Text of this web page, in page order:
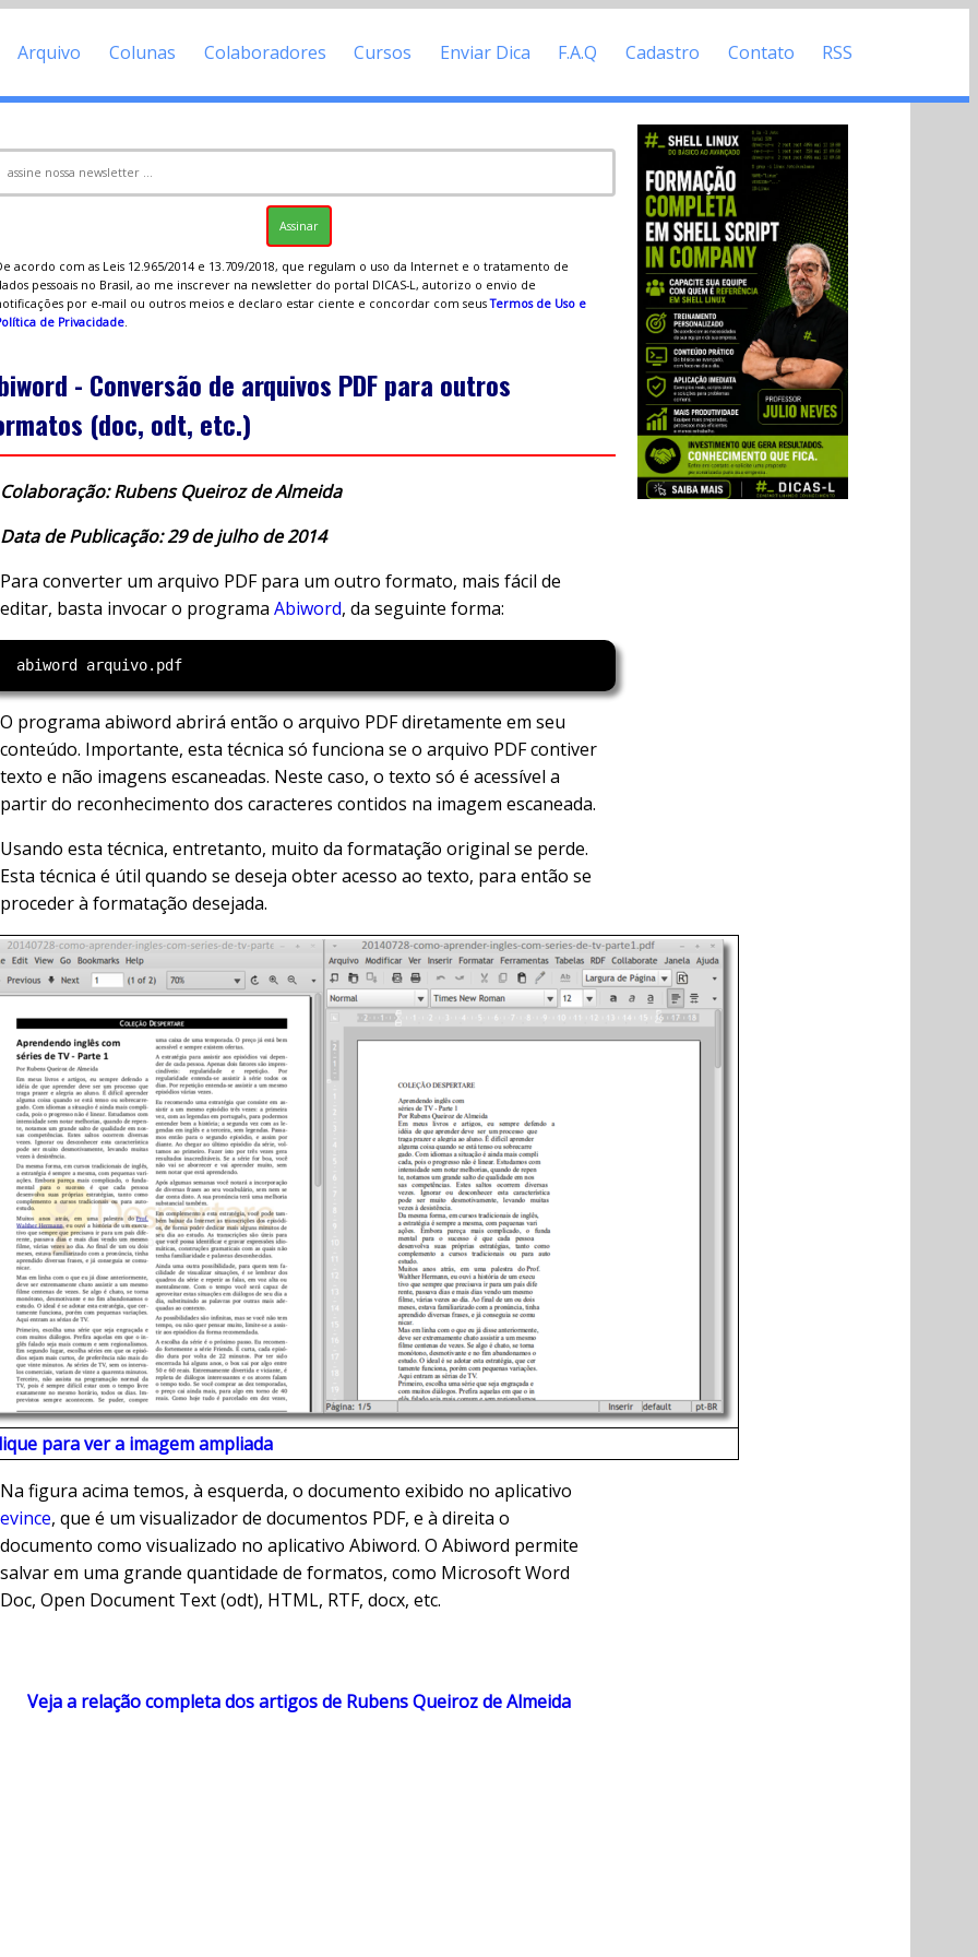
Arquivo Colunas Colaboradores Cursos Enviar Dica F.A.Q Cadastro Contato RSS
acordo com as Leis 12.965/2014 e 13.709/2018, que regulam o uso da Internet e o tratamento de
pessoais no Brasil, ao me inscrever na newsletter do portal DICAS-L, autorizo o envio de
por e-mail ou outros meios e declaro estar ciente e concordar com seusTermos de Uso e
de Privacidade.
- Conversão de arquivos PDF para outros
(doc, odt, etc.)
Colaboração: Rubens Queiroz de Almeida
Data de Publicação: 29 de julho de 2014
Para converter um arquivo PDF para um outro formato, mais fácil de
editar, basta invocar o programa Abiword, da seguinte forma:
O programa abiword abrirá então o arquivo PDF diretamente em seu
conteúdo. Importante, esta técnica só funciona se o arquivo PDF contiver
texto e não imagens escaneadas. Neste caso, o texto só é acessível a
partir do reconhecimento dos caracteres contidos na imagem escaneada.
Usando esta técnica, entretanto, muito da formatação original se perde.
Esta técnica é útil quando se deseja obter acesso ao texto, para então se
proceder à formatação desejada.
para ver a imagem ampliada
Na figura acima temos, à esquerda, o documento exibido no aplicativo
evince, que é um visualizador de documentos PDF, e à direita o
documento como visualizado no aplicativo Abiword. O Abiword permite
salvar em uma grande quantidade de formatos, como Microsoft Word
Doc, Open Document Text (odt), HTML, RTF, docx, etc.
Veja a relação completa dos artigos de Rubens Queiroz de Almeida